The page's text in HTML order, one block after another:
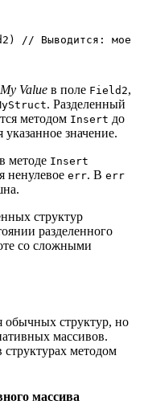
My Value в поле Field2,
. Разделенный
методом Insert до
указанное значение.
методе Insert
ненулевое err. В err
структур
разделенного
со сложными
обычных структур, но
массивов.
методом
массива